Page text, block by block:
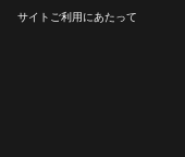
サイトご利用にあたって